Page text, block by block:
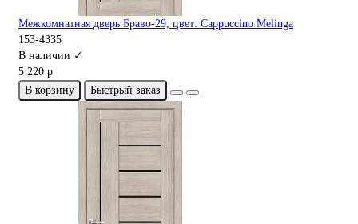
Межкомнатная дверь Браво-29, цвет: Cappuccino Melinga
153-4335
В наличии ✓
5 220 р
В корзину
Быстрый заказ